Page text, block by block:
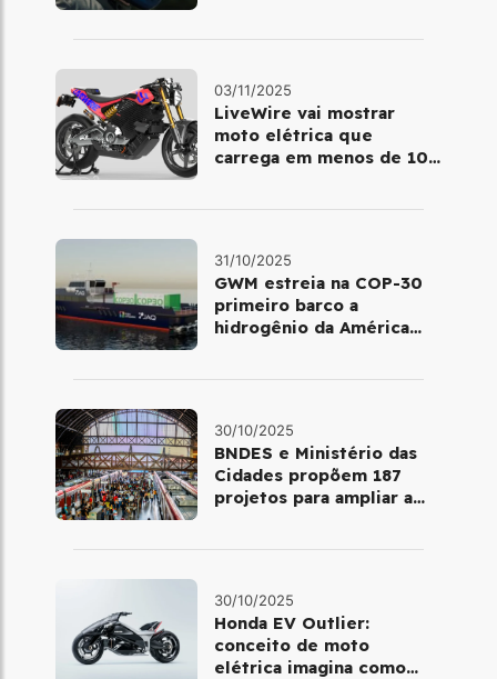
03/11/2025
LiveWire vai mostrar
moto elétrica que
carrega em menos de 10
31/10/2025
GWM estreia na COP-30
primeiro barco a
hidrogênio da América
30/10/2025
BNDES e Ministério das
Cidades propõem 187
projetos para ampliar a
30/10/2025
Honda EV Outlier:
conceito de moto
elétrica imagina como